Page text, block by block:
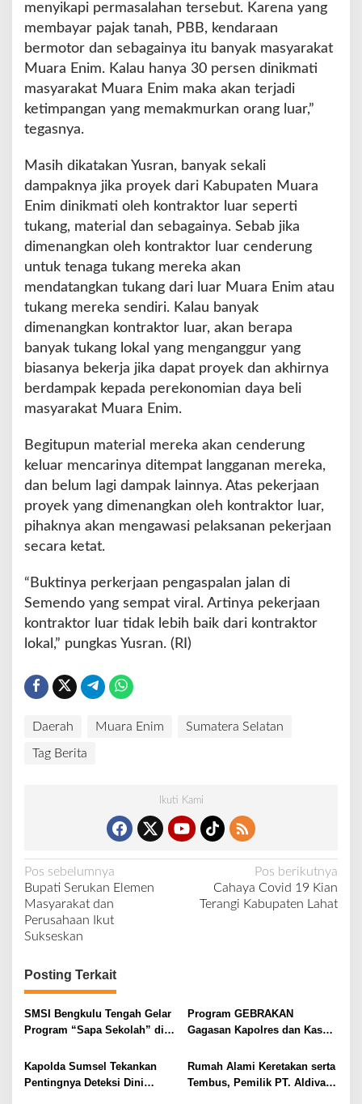
menyikapi permasalahan tersebut. Karena yang
membayar pajak tanah, PBB, kendaraan
bermotor dan sebagainya itu banyak masyarakat
Muara Enim. Kalau hanya 30 persen dinikmati
masyarakat Muara Enim maka akan terjadi
ketimpangan yang memakmurkan orang luar,”
tegasnya.
Masih dikatakan Yusran, banyak sekali
dampaknya jika proyek dari Kabupaten Muara
Enim dinikmati oleh kontraktor luar seperti
tukang, material dan sebagainya. Sebab jika
dimenangkan oleh kontraktor luar cenderung
untuk tenaga tukang mereka akan
mendatangkan tukang dari luar Muara Enim atau
tukang mereka sendiri. Kalau banyak
dimenangkan kontraktor luar, akan berapa
banyak tukang lokal yang menganggur yang
biasanya bekerja jika dapat proyek dan akhirnya
berdampak kepada perekonomian daya beli
masyarakat Muara Enim.
Begitupun material mereka akan cenderung
keluar mencarinya ditempat langganan mereka,
dan belum lagi dampak lainnya. Atas pekerjaan
proyek yang dimenangkan oleh kontraktor luar,
pihaknya akan mengawasi pelaksanan pekerjaan
secara ketat.
“Buktinya perkerjaan pengaspalan jalan di
Semendo yang sempat viral. Artinya pekerjaan
kontraktor luar tidak lebih baik dari kontraktor
lokal,” pungkas Yusran. (RI)
Daerah Muara Enim Sumatera Selatan
Tag Berita
Ikuti Kami
N
a
v
i
g
a
s
i
p
o
Pos sebelumnya
Bupati Serukan Elemen
Masyarakat dan
Perusahaan Ikut
Sukseskan
Pos berikutnya
Cahaya Covid 19 Kian
Terangi Kabupaten Lahat
Posting Terkait
SMSI Bengkulu Tengah Gelar
Program “Sapa Sekolah” di
Program GEBRAKAN
Gagasan Kapolres dan Kasat
Menyasar ke Siswa SDN dan
SMPN di Jarai
Kapolda Sumsel Tekankan
Pentingnya Deteksi Dini
Rumah Alami Keretakan serta
Tembus, Pemilik PT. Aldiva